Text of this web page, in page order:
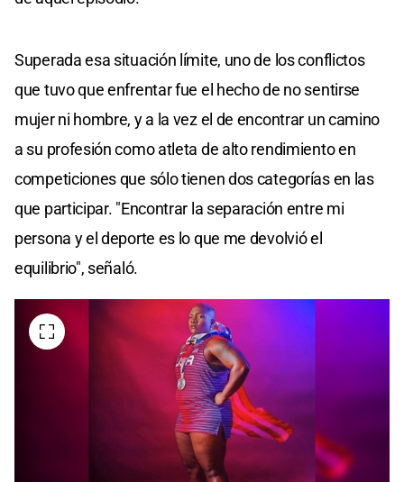
Superada esa situación límite, uno de los conflictos
que tuvo que enfrentar fue el hecho de no sentirse
mujer ni hombre, y a la vez el de encontrar un camino
a su profesión como atleta de alto rendimiento en
competiciones que sólo tienen dos categorías en las
que participar. "Encontrar la separación entre mi
persona y el deporte es lo que me devolvió el
equilibrio", señaló.